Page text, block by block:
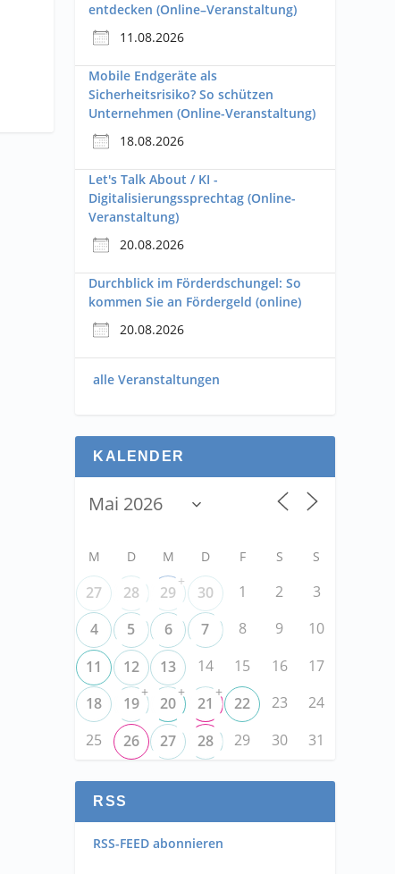
entdecken (Online–Veranstaltung)
11.08.2026
Mobile Endgeräte als
Sicherheitsrisiko? So schützen
Unternehmen (Online-Veranstaltung)
18.08.2026
Let's Talk About / KI -
Digitalisierungssprechtag (Online-
Veranstaltung)
20.08.2026
Durchblick im Förderdschungel: So
kommen Sie an Fördergeld (online)
20.08.2026
alle Veranstaltungen
KALENDER
M D M D F S S
27 28 29
+
30 1 2
3
4
5 6 7 8 9
10
11
12 13 14 15 16
17
18
19
+
20
+
21
+
22 23
24
25
26 27 28 29 30 31
RSS
RSS-FEED abonnieren